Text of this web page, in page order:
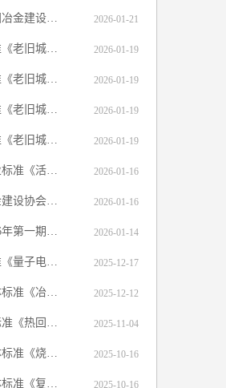
关于召开中国冶金建设协会七届七次理事会的通知 2026-01-21
关于团体标准《老旧城区韧性改造项目运维管理标准》征求意见的函 2026-01-19
关于团体标准《老旧城区韧性改造综合评价标准》 征求意见的函 2026-01-19
关于团体标准《老旧城区更新改造智慧管理标准》征求意见的函 2026-01-19
关于团体标准《老旧城区更新改造规划设计标准》 征求意见的函 2026-01-19
关于征求行业标准《活性炭法烧结球团烟气净化工程设计规范》（征求意见稿）意见的函 2026-01-16
关于中国冶金建设协会第七届理事会届中调整负责人人选的公示 2026-01-16
关于举办2026年第一期压力管道设计审批人员专业提升培训（网络）班的通知 2026-01-14
关于团体标准《量子电炉机械设备安装标准》征求意见的函 2025-12-17
关于征求团体标准《冶金行业可燃气体和有毒有害气体检测报警系统设计标准》（征求意见稿）意见的函 2025-12-12
关于对团体标准《热回收焦炉机械设备安装及验收标准》征求意见的函 2025-11-04
关于征求团体标准《烧结工序协同处置城市固废来料及预处理工艺技术标准》（征求意见稿）意见的函 2025-10-16
关于征求团体标准《复合供热低碳烧结技术标准》（征求意见稿）意见的函 2025-10-16